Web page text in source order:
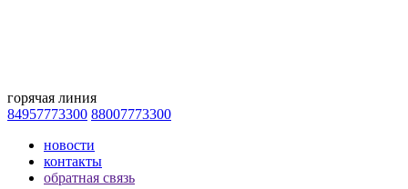
горячая линия
84957773300 88007773300
новости
контакты
обратная связь